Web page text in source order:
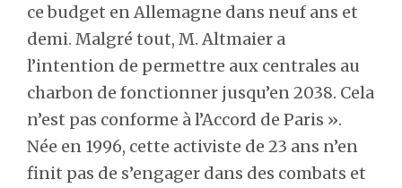
ce budget en Allemagne dans neuf ans et
demi. Malgré tout, M. Altmaier a
l’intention de permettre aux centrales au
charbon de fonctionner jusqu’en 2038. Cela
n’est pas conforme à l’Accord de Paris ».
Née en 1996, cette activiste de 23 ans n’en
finit pas de s’engager dans des combats et